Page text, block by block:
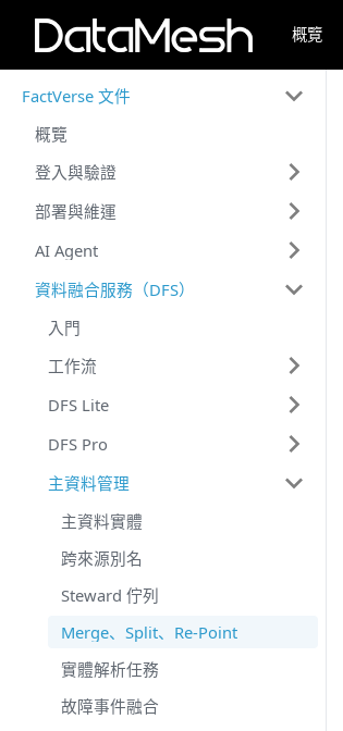
概覽
FactVerse 文件
概覽
登入與驗證
部署與維運
AI Agent
資料融合服務（DFS）
入門
工作流
DFS Lite
DFS Pro
主資料管理
主資料實體
跨來源別名
Steward 佇列
Merge、Split、Re-Point
實體解析任務
故障事件融合